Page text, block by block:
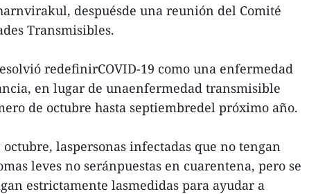
despuésde una reunión del Comité
Transmisibles.
redefinirCOVID-19 como una enfermedad
en lugar de unaenfermedad transmisible
de octubre hasta septiembredel próximo año.
laspersonas infectadas que no tengan
leves no seránpuestas en cuarentena, pero se
estrictamente lasmedidas para ayudar a